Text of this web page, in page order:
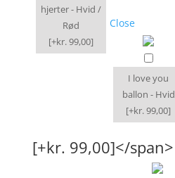
hjerter - Hvid /
Rød
[+kr. 99,00]
Close
I love you
ballon - Hvid
[+kr. 99,00]
[+kr. 99,00]</span>